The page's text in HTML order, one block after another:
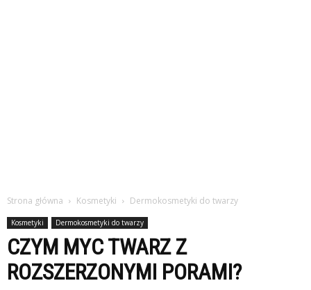
Strona główna Kosmetyki Dermokosmetyki do twarzy
Kosmetyki Dermokosmetyki do twarzy
CZYM MYC TWARZ Z
ROZSZERZONYMI PORAMI?